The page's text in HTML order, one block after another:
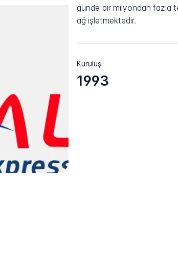
günde bir milyondan fazla
ağ işletmektedir.
Kuruluş
1993